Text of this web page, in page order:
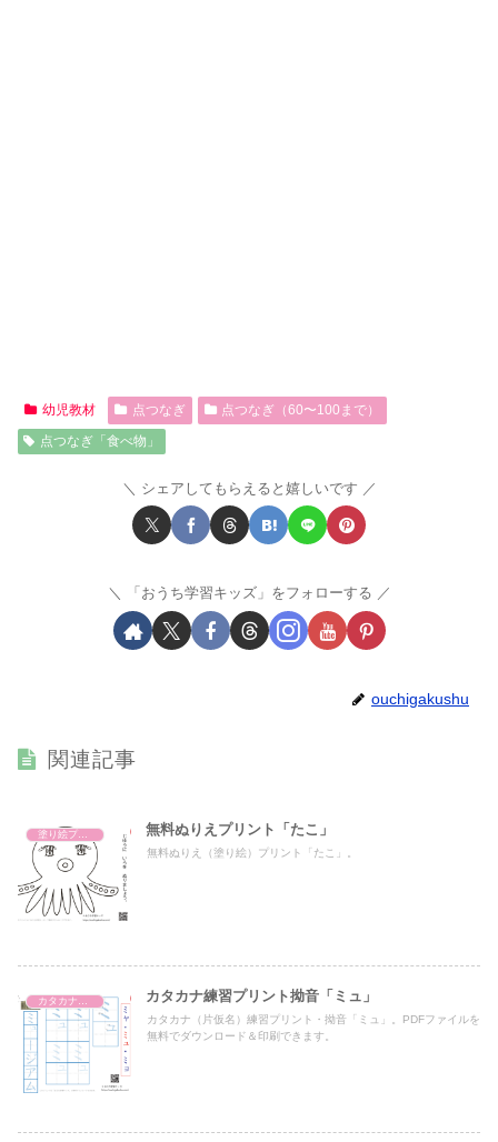
幼児教材 点つなぎ
点つなぎ（60〜100まで）
点つなぎ「食べ物」
シェアしてもらえると嬉しいです
「おうち学習キッズ」をフォローする
ouchigakushu
関連記事
無料ぬりえプリント「たこ」
無料ぬりえ（塗り絵）プリント「たこ」。
カタカナ練習プリント拗音「ミュ」
カタカナ（片仮名）練習プリント・拗音「ミュ」。PDFファイルを
無料でダウンロード＆印刷できます。